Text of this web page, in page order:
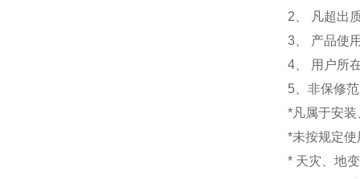
2、 凡超出
3、 产品使
4、 用户所
5、非保修
*凡属于安
*未按规定
* 天灾、地